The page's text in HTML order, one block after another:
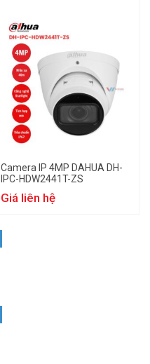
Camera IP 4MP DAHUA DH-
IPC-HDW2441T-ZS
Giá liên hệ